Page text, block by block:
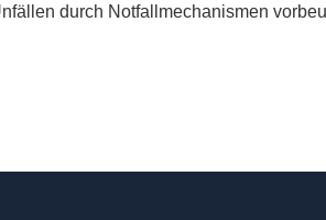
durch Notfallmechanismen